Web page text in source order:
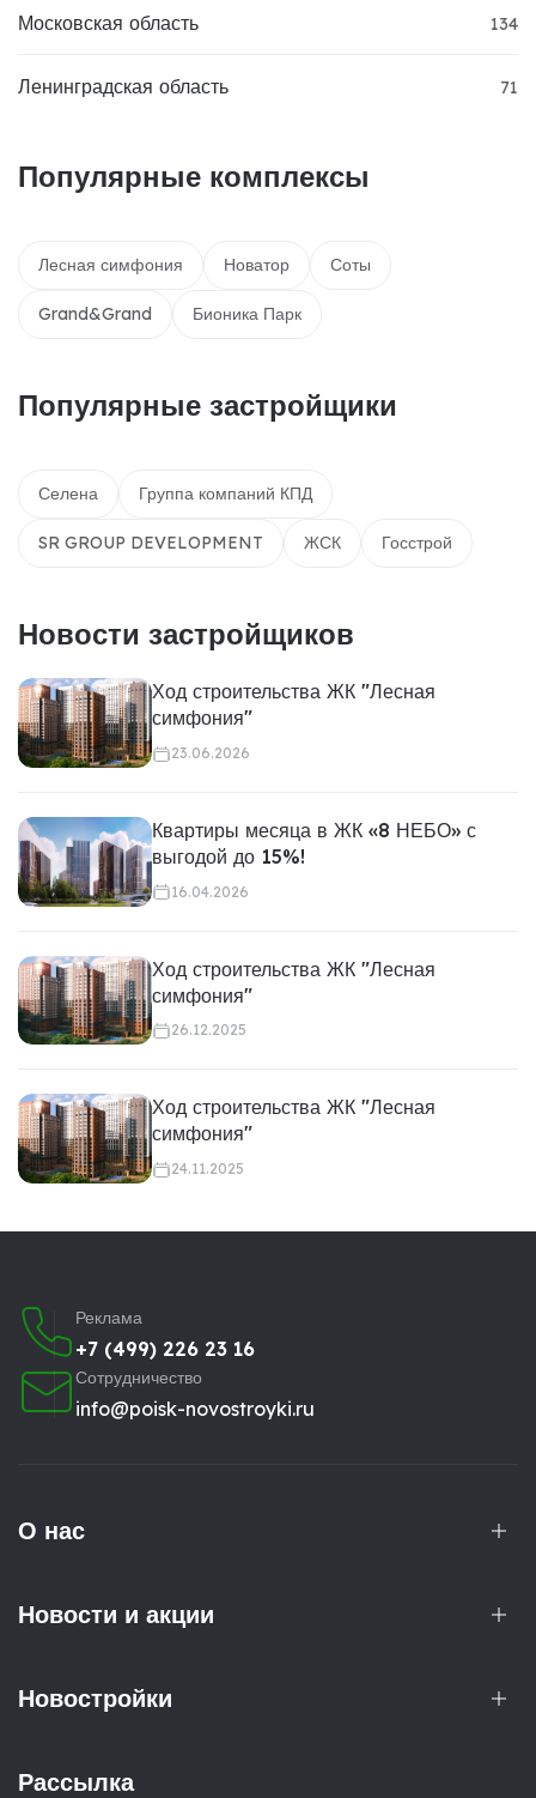
Московская область 134
Ленинградская область 71
Популярные комплексы
Лесная симфония Новатор Соты
Grand&Grand Бионика Парк
Популярные застройщики
Селена Группа компаний КПД
SR GROUP DEVELOPMENT ЖСК Госстрой
Новости застройщиков
Ход строительства ЖК "Лесная
симфония"
23.06.2026
Квартиры месяца в ЖК «8 НЕБО» с
выгодой до 15%!
16.04.2026
Ход строительства ЖК "Лесная
симфония"
26.12.2025
Ход строительства ЖК "Лесная
симфония"
24.11.2025
Реклама
+7 (499) 226 23 16
Сотрудничество
info@poisk-novostroyki.ru
О нас
Новости и акции
Новостройки
Рассылка